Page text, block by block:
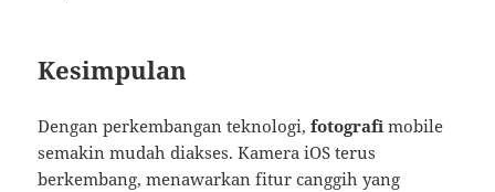
Kesimpulan
Dengan perkembangan teknologi,fotografi mobile
semakin mudah diakses. Kamera iOS terus
berkembang, menawarkan fitur canggih yang